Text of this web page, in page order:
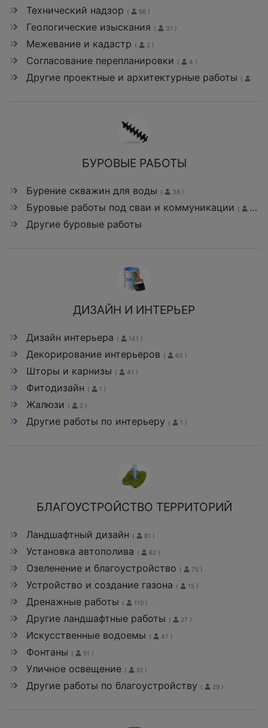
Технический надзор ( 56 )
Геологические изыскания ( 31 )
Межевание и кадастр ( 2 )
Согласование перепланировки ( 4 )
Другие проектные и архитектурные работы (
БУРОВЫЕ РАБОТЫ
Бурение скважин для воды ( 36 )
Буровые работы под сваи и коммуникации (
Другие буровые работы
ДИЗАЙН И ИНТЕРЬЕР
Дизайн интерьера ( 141 )
Декорирование интерьеров ( 63 )
Шторы и карнизы ( 41 )
Фитодизайн ( 1 )
Жалюзи ( 2 )
Другие работы по интерьеру ( 1 )
БЛАГОУСТРОЙСТВО ТЕРРИТОРИЙ
Ландшафтный дизайн ( 81 )
Установка автополива ( 62 )
Озеленение и благоустройство ( 75 )
Устройство и создание газона ( 15 )
Дренажные работы ( 110 )
Другие ландшафтные работы ( 27 )
Искусственные водоемы ( 47 )
Фонтаны ( 51 )
Уличное освещение ( 51 )
Другие работы по благоустройству ( 29 )